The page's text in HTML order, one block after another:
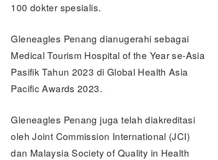
100 dokter spesialis.
Gleneagles Penang dianugerahi sebagai
Medical Tourism Hospital of the Year se-Asia
Pasifik Tahun 2023 di Global Health Asia
Pacific Awards 2023.
Gleneagles Penang juga telah diakreditasi
oleh Joint Commission International (JCI)
dan Malaysia Society of Quality in Health